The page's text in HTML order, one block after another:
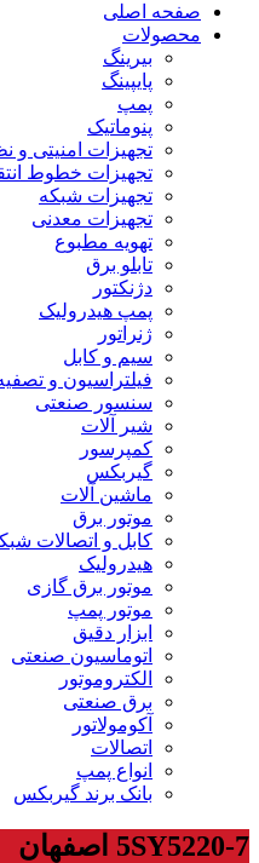
صفحه اصلی
محصولات
بیرینگ
پایپینگ
پمپ
پنوماتیک
تجهیزات امنیتی و
تجهیزات خطوط
تجهیزات شبکه
تجهیزات معدنی
تهویه مطبوع
تابلو برق
دژنکتور
پمپ هیدرولیک
ژنراتور
سیم و کابل
فیلتراسیون و
سنسور صنعتی
شیر آلات
کمپرسور
گیربکس
ماشین آلات
موتور برق
کابل و اتصالات
هیدرولیک
موتور برق گازی
موتور پمپ
ابزار دقیق
اتوماسیون صنعتی
الکتروموتور
برق صنعتی
آکومولاتور
اتصالات
انواع پمپ
بانک برند گیربکس
5SY5220-7 اصفهان